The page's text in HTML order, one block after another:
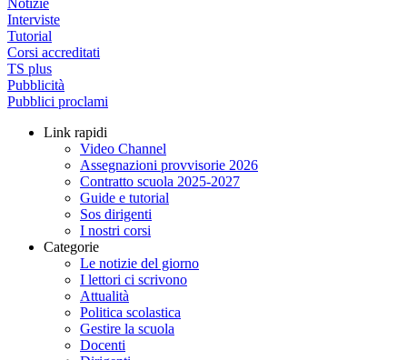
Notizie
Interviste
Tutorial
Corsi accreditati
TS plus
Pubblicità
Pubblici proclami
Link rapidi
Video Channel
Assegnazioni provvisorie 2026
Contratto scuola 2025-2027
Guide e tutorial
Sos dirigenti
I nostri corsi
Categorie
Le notizie del giorno
I lettori ci scrivono
Attualità
Politica scolastica
Gestire la scuola
Docenti